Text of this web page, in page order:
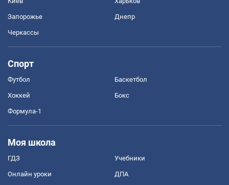
Запорожье Днепр
Черкассы
Спорт
Футбол Баскетбол
Хоккей Бокс
Формула-1
Моя школа
ГДЗ Учебники
Онлайн уроки ДПА